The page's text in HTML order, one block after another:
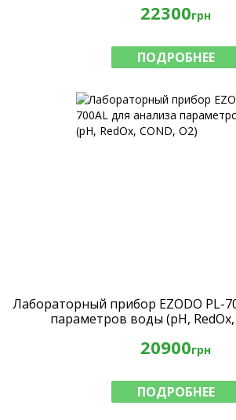
22300грн
ПОДРОБНЕЕ
Лабораторный прибор EZODO PL-
параметров воды (рН, RedOx,
20900грн
ПОДРОБНЕЕ